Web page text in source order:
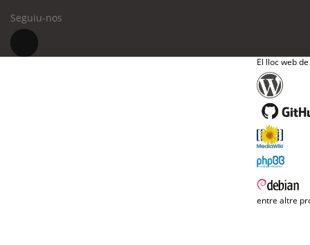
Seguiu-nos
El lloc web
entre altre